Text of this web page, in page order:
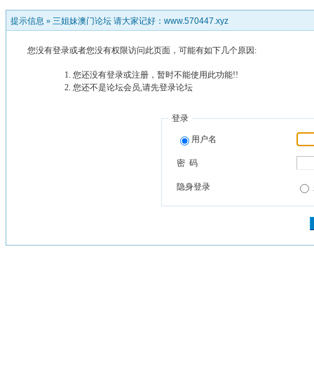
提示信息 » 三姐妹澳门论坛 请大家记好：www.570447.xyz
您没有登录或者您没有权限访问此页面，可能有如下几个原因:
您还没有登录或注册，暂时不能使用此功能!!
您还不是论坛会员,请先登录论坛
登录
用户名
密 码
隐身登录